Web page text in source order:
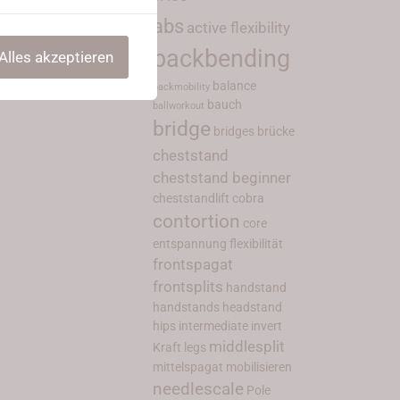
abs active flexibility
backbending
backmobility balance
ballworkout bauch
bridge bridges brücke
cheststand
cheststand beginner
cheststandlift cobra
contortion core
entspannung flexibilität
frontspagat
frontsplits handstand
handstands headstand
hips intermediate invert
Kraft legs middlesplit
mittelspagat mobilisieren
needlescale Pole
Alles akzeptieren